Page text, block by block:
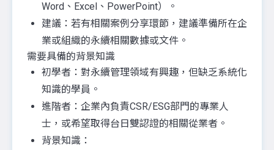
Word、Excel、PowerPoint）。
建議：若有相關案例分享環節，建議準備所在企
業或組織的永續相關數據或文件。
需要具備的背景知識
初學者：對永續管理領域有興趣，但缺乏系統化
知識的學員。
進階者：企業內負責CSR/ESG部門的專業人
士，或希望取得台日雙認證的相關從業者。
背景知識：